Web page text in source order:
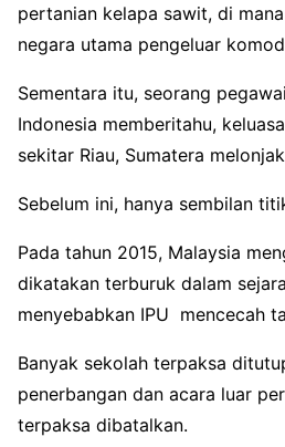
pertanian kelapa sawit, di
negara utama pengeluar
Sementara itu, seorang
Indonesia memberitahu,
sekitar Riau, Sumatera
Sebelum ini, hanya sembilan
Pada tahun 2015, Malaysia
dikatakan terburuk dalam
menyebabkan IPU mencecah
Banyak sekolah terpaksa
penerbangan dan acara luar
terpaksa dibatalkan.